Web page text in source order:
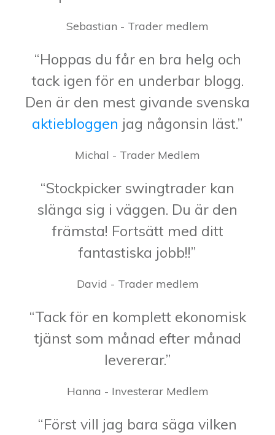
Sebastian - Trader medlem
“Hoppas du får en bra helg och
tack igen för en underbar blogg.
Den är den mest givande svenska
aktiebloggen jag någonsin läst.”
Michal - Trader Medlem
“Stockpicker swingtrader kan
slänga sig i väggen. Du är den
främsta! Fortsätt med ditt
fantastiska jobb!!”
David - Trader medlem
“Tack för en komplett ekonomisk
tjänst som månad efter månad
levererar.”
Hanna - Investerar Medlem
“Först vill jag bara säga vilken